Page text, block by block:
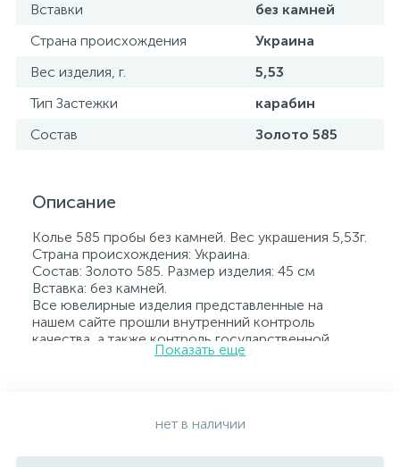
Вставки
без камней
Страна происхождения
Украина
Вес изделия, г.
5,53
Тип Застежки
карабин
Состав
Золото 585
Описание
Колье 585 пробы без камней. Вес украшения 5,53г.
Страна происхождения: Украина.
Состав: Золото 585. Размер изделия: 45 см
Вставка: без камней.
Все ювелирные изделия представленные на
нашем сайте прошли внутренний контроль
качества, а также контроль государственной
пробирной службой Украины, на всех изделиях
сайте могут незначительно отличаться от
экрана
Показать еще
нет в наличии